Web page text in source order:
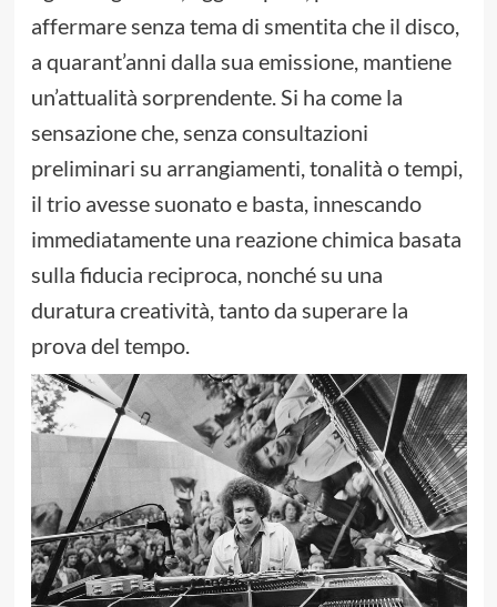
affermare senza tema di smentita che il disco,
a quarant’anni dalla sua emissione, mantiene
un’attualità sorprendente. Si ha come la
sensazione che, senza consultazioni
preliminari su arrangiamenti, tonalità o tempi,
il trio avesse suonato e basta, innescando
immediatamente una reazione chimica basata
sulla fiducia reciproca, nonché su una
duratura creatività, tanto da superare la
prova del tempo.